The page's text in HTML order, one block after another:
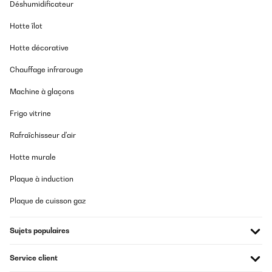
Zu Beginn gab es Probleme mit dem Öffnen der Schublade und
beim Verkäufer konnte das Problem gelöst werden. Alles
kann es nur weiter empfehlen.
Amazon-Benutzer
Traduire
Déshumidificateur
Hotte îlot
Hotte décorative
Chauffage infrarouge
Machine à glaçons
Frigo vitrine
Rafraîchisseur d'air
Hotte murale
Plaque à induction
Plaque de cuisson gaz
Sujets populaires
Service client